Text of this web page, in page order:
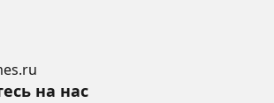
на нас